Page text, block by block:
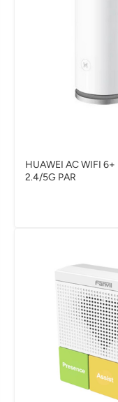
HUAWEI AC WIFI
2.4/5G PAR